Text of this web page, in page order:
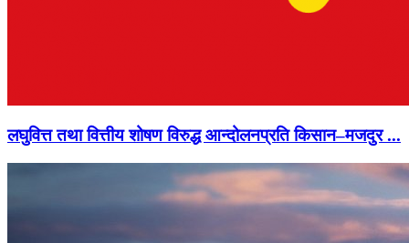
लघुवित्त तथा वित्तीय शोषण विरुद्ध आन्दोलनप्रति किसान–मजदुर ...